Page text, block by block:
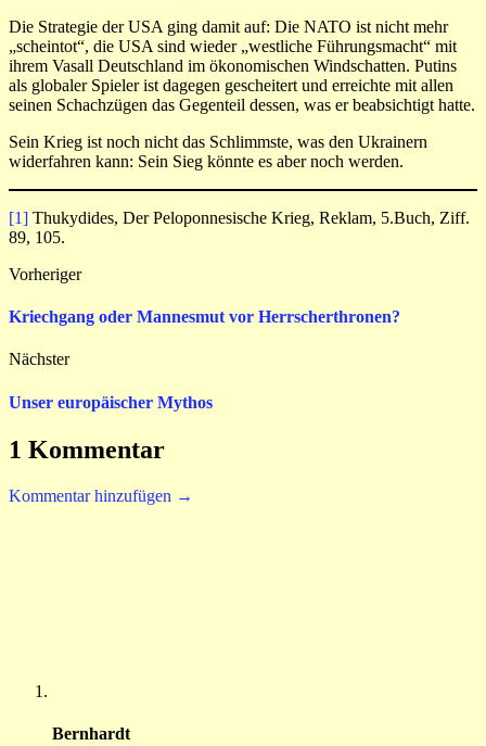
Die Strategie der USA ging damit auf: Die NATO ist nicht mehr
„scheintot“, die USA sind wieder „westliche Führungsmacht“ mit
ihrem Vasall Deutschland im ökonomischen Windschatten. Putins
als globaler Spieler ist dagegen gescheitert und erreichte mit allen
seinen Schachzügen das Gegenteil dessen, was er beabsichtigt hatte.
Sein Krieg ist noch nicht das Schlimmste, was den Ukrainern
widerfahren kann: Sein Sieg könnte es aber noch werden.
[1] Thukydides, Der Peloponnesische Krieg, Reklam, 5.Buch, Ziff.
89, 105.
Vorheriger
Kriechgang oder Mannesmut vor Herrscherthronen?
Nächster
Unser europäischer Mythos
1 Kommentar
Kommentar hinzufügen →
Bernhardt